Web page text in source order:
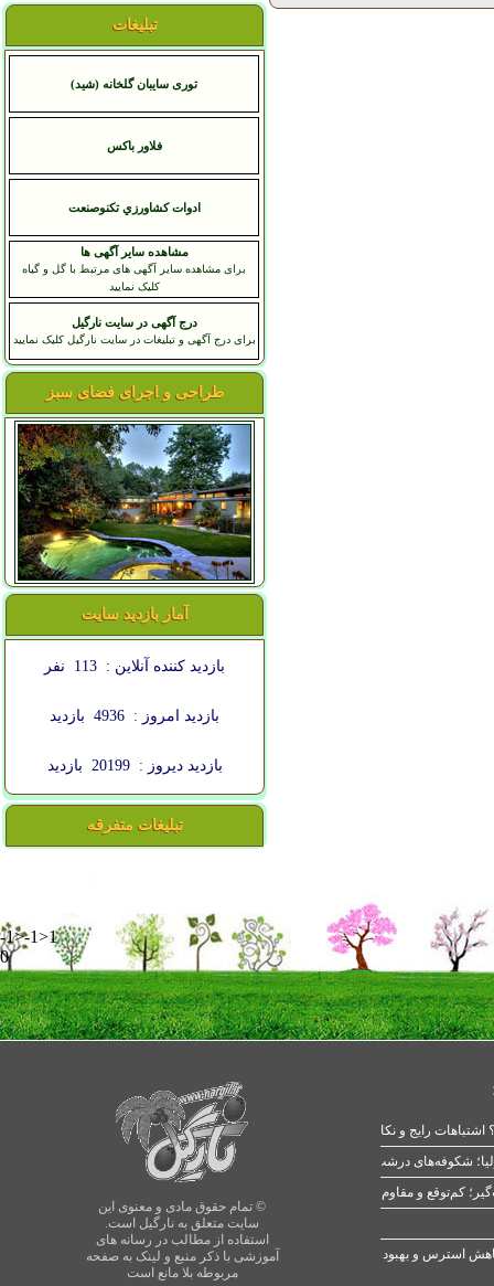
تبلیغات
توری سایبان گلخانه (شید)
فلاور باکس
ادوات کشاورزي تکنوصنعت
مشاهده سایر آگهی ها
برای مشاهده سایر آگهی های مرتبط با گل و گیاه
کلیک نمایید
درج آگهی در سایت نارگیل
برای درج آگهی و تبلیغات در سایت نارگیل کلیک نمایید
طراحی و اجرای فضای سبز
آمار بازدید سایت
بازدید کننده آنلاین : 113 نفر
بازدید امروز : 4936 بازدید
بازدید دیروز : 20199 بازدید
تبلیغات متفرقه
-1>-1>1
0
© تمام حقوق مادی و معنوی این
سایت متعلق به نارگیل است.
استفاده از مطالب در رسانه های
آموزشی با ذکر منبع و لینک به صفحه
مربوطه بلا مانع است
رایج و نکات طلایی
شکوفه‌های درشت در بهار